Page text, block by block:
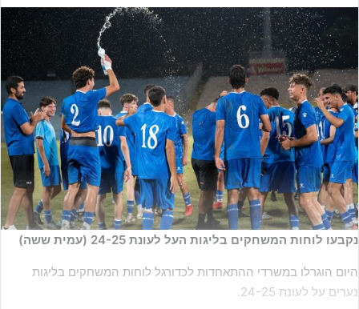
נקבעו לוחות המשחקים בליגות העל לעונת 24-25 (עמית ששה)
היום הוגרלו במשרדי ההתאחדות לכדורגל לוחות המשחקים בליגות
נערים על לעונת 24-25.